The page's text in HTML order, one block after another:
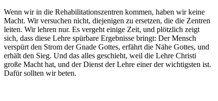
Wenn wir in die Rehabilitationszentren kommen, haben wir keine
Macht. Wir versuchen nicht, diejenigen zu ersetzen, die die Zentren
leiten. Wir lehren nur. Es vergeht einige Zeit, und plötzlich zeigt
sich, dass diese Lehre spürbare Ergebnisse bringt: Der Mensch
verspürt den Strom der Gnade Gottes, erfährt die Nähe Gottes, und
erhält den Sieg. Und das alles geschieht, weil die Lehre Christi
große Macht hat, und der Dienst der Lehre einer der wichtigsten ist.
Dafür sollten wir beten.